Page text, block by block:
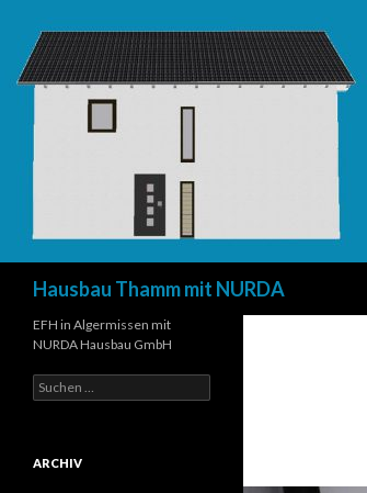
Hausbau Thamm mit NURDA
EFH in Algermissen mit
NURDA Hausbau GmbH
Suchen
nach:
ARCHIV